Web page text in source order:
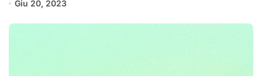
Giu 20, 2023